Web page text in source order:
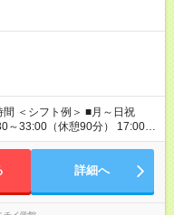
ます！ 【試用期間】
月 雇用形態、給与は本採用
＜シフト例＞ ■月～日祝
～33:00（休憩90分） 17:00～
（休憩90分） 14:00～
17:00～33:00（休憩90分）
詳細へ